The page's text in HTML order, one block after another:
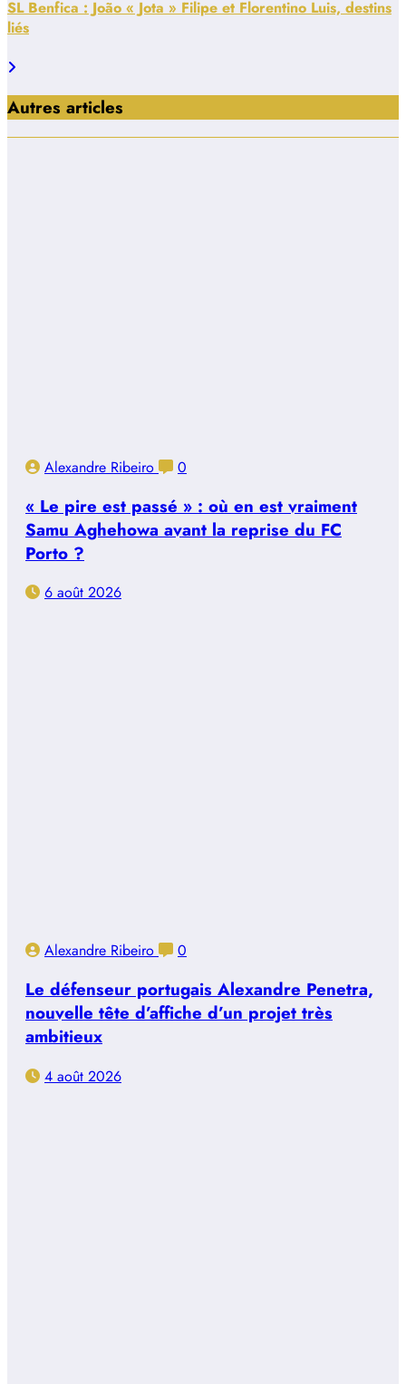
SL Benfica : João « Jota » Filipe et Florentino Luis, destins
liés
Autres articles
Alexandre Ribeiro 0
« Le pire est passé » : où en est vraiment
Samu Aghehowa avant la reprise du FC
Porto ?
6 août 2026
Alexandre Ribeiro 0
Le défenseur portugais Alexandre Penetra,
nouvelle tête d’affiche d’un projet très
ambitieux
4 août 2026